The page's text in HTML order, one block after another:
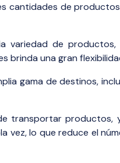
cantidades de
variedad de productos,
brinda una gran
gama de destinos,
transportar productos,
vez, lo que reduce el